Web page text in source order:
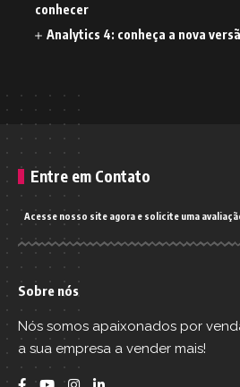
conhecer
Analytics 4: conheça a nova
Entre em Contato
Acesse nosso site agora e solicite uma
Sobre nós
Nós somos apaixonados por
a sua empresa a vender mais!